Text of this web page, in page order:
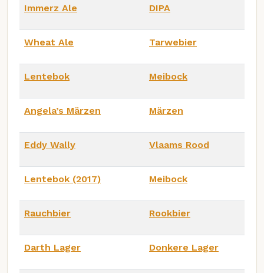
Immerz Ale DIPA
Wheat Ale Tarwebier
Lentebok Meibock
Angela’s Märzen Märzen
Eddy Wally Vlaams Rood
Lentebok (2017) Meibock
Rauchbier Rookbier
Darth Lager Donkere Lager